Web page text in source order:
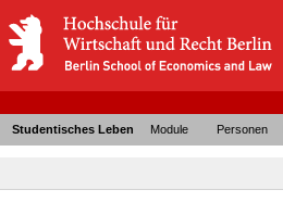
Studentisches Leben Module Personen